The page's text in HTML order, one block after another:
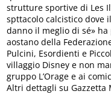
strutture sportive di Les
spttacolo calcistico dove
danno il meglio di sé»
aostano della
Pulcini, Esordienti e
villaggio Disney e non
gruppo L’Orage e ai
Altri dettagli su